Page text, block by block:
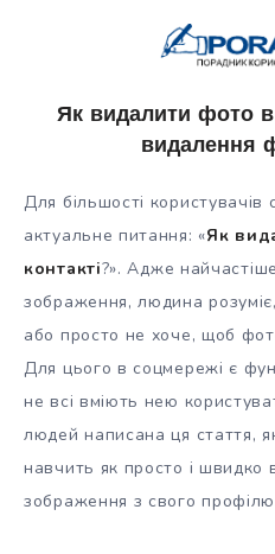
Як видалити фото в
видалення
Для більшості
актуальне питання: «Як
контакті?». Адже
зображення, людина
або просто не хоче, щоб
Для цього в соцмережі є
не всі вміють нею
людей написана ця стаття,
навчить як просто і швидко
зображення з свого